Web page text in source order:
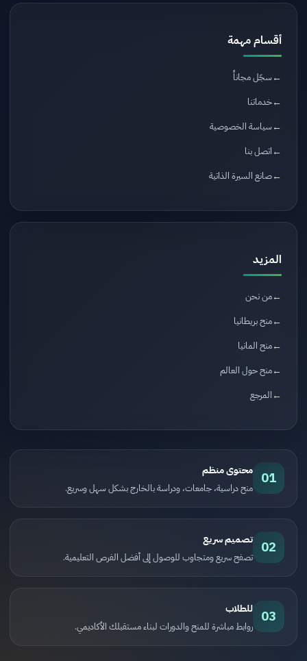
أقسام مهمة
سجّل مجاناً
خدماتنا
سياسة الخصوصية
اتصل بنا
صانع السيرة الذاتية
المزيد
من نحن
منح بريطانيا
منح المانيا
منح حول العالم
المرجع
01 محتوى منظم
منح دراسية، جامعات، ودراسة بالخارج بشكل سهل وسريع.
02 تصميم سريع
تصفح سريع ومتجاوب للوصول إلى أفضل الفرص التعليمية.
03 للطلاب
روابط مباشرة للمنح والدورات لبناء مستقبلك الأكاديمي.